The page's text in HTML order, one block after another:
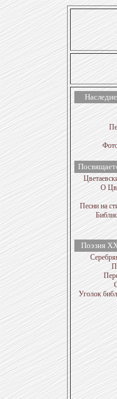
О
Песни на
Поэзия
Уголок